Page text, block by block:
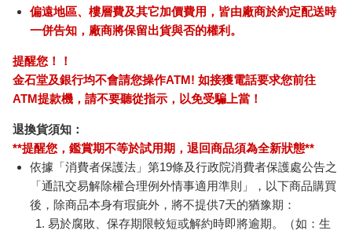
偏遠地區、樓層費及其它加價費用，皆由廠商於約定配送時
一併告知，廠商將保留出貨與否的權利。
提醒您！！
金石堂及銀行均不會請您操作ATM! 如接獲電話要求您前往
ATM提款機，請不要聽從指示，以免受騙上當！
退換貨須知：
**提醒您，鑑賞期不等於試用期，退回商品須為全新狀態**
依據「消費者保護法」第19條及行政院消費者保護處公告之
「通訊交易解除權合理例外情事適用準則」，以下商品購買
後，除商品本身有瑕疵外，將不提供7天的猶豫期：
易於腐敗、保存期限較短或解約時即將逾期。（如：生